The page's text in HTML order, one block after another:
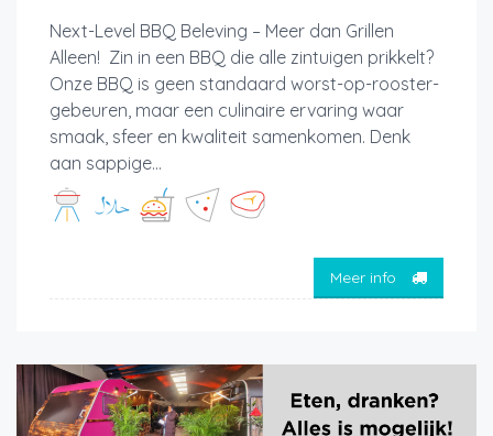
Next-Level BBQ Beleving – Meer dan Grillen
Alleen! Zin in een BBQ die alle zintuigen prikkelt?
Onze BBQ is geen standaard worst-op-rooster-
gebeuren, maar een culinaire ervaring waar
smaak, sfeer en kwaliteit samenkomen. Denk
aan sappige...
Meer info